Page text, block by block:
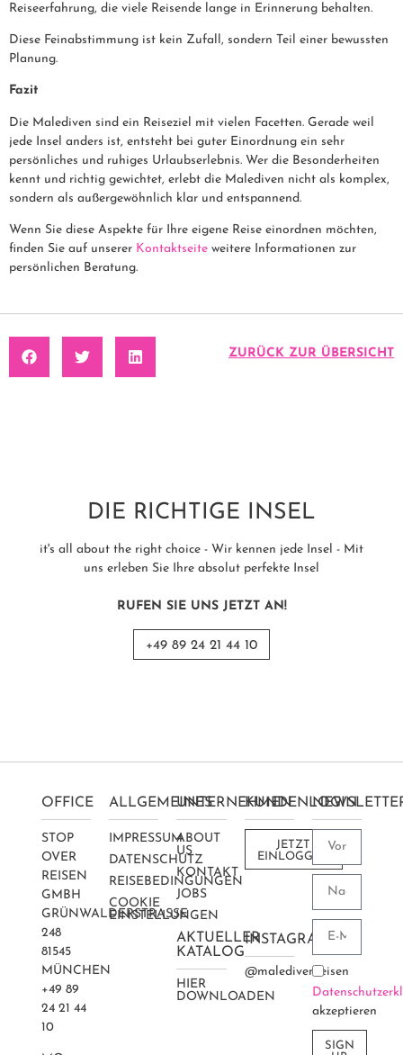
Reiseerfahrung, die viele Reisende lange in Erinnerung behalten.
Diese Feinabstimmung ist kein Zufall, sondern Teil einer bewussten
Planung.
Fazit
Die Malediven sind ein Reiseziel mit vielen Facetten. Gerade weil
jede Insel anders ist, entsteht bei guter Einordnung ein sehr
persönliches und ruhiges Urlaubserlebnis. Wer die Besonderheiten
kennt und richtig gewichtet, erlebt die Malediven nicht als komplex,
sondern als außergewöhnlich klar und entspannend.
Wenn Sie diese Aspekte für Ihre eigene Reise einordnen möchten,
finden Sie auf unserer Kontaktseite weitere Informationen zur
persönlichen Beratung.
ZURÜCK ZUR ÜBERSICHT
DIE RICHTIGE INSEL
it's all about the right choice - Wir kennen jede Insel - Mit
uns erleben Sie Ihre absolut perfekte Insel
RUFEN SIE UNS JETZT AN!
+49 89 24 21 44 10
OFFICE
STOP
OVER
REISEN
GMBH
GRÜNWALDERSTRASSE 2
48
81545
MÜNCHEN
+49 89
24 21 44
10
ALLGEMEINES
IMPRESSUM
DATENSCHUTZ
REISEBEDINGUNGEN
COOKIE
EINSTELLUNGEN
UNTERNEHMEN
ABOUT
US
KONTAKT
JOBS
AKTUELLER
KATALOG
HIER
DOWNLOADEN
KUNDENLOGIN
JETZT
EINLOGGEN
INSTAGRAM
@maledivenreisen
akzeptieren
SIGN